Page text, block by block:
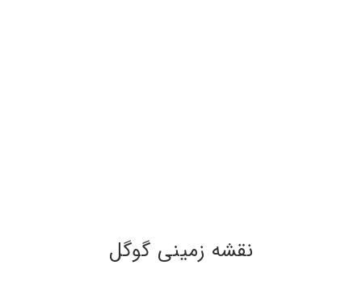
نقشه زمینی گوگل